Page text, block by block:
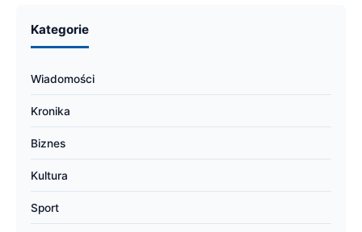
Kategorie
Wiadomości
Kronika
Biznes
Kultura
Sport